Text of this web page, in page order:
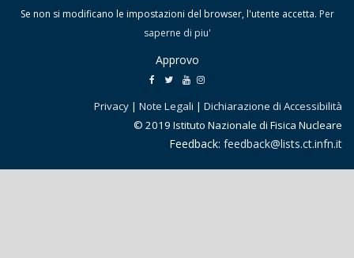
Se non si modificano le impostazioni del browser, l'utente accetta. Per
saperne di piu'
Approvo
Privacy | Note Legali | Dichiarazione di Accessibilità
© 2019 Istituto Nazionale di Fisica Nucleare
Feedback: feedback@lists.ct.infn.it